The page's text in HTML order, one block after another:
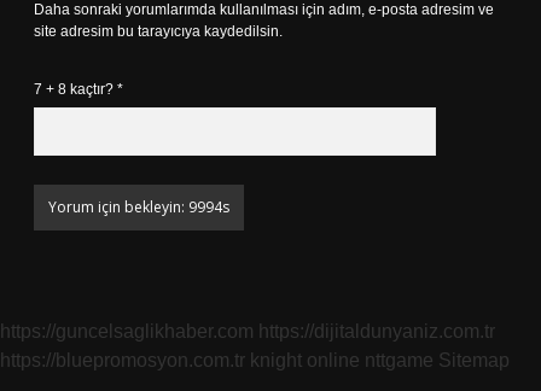
Daha sonraki yorumlarımda kullanılması için adım, e-posta adresim ve
site adresim bu tarayıcıya kaydedilsin.
7 + 8 kaçtır? *
https://guncelsaglikhaber.com https://dijitaldunyaniz.com.tr
https://bluepromosyon.com.tr knight online nttgame Sitemap